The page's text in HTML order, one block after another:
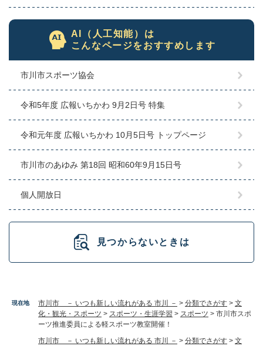
現在地 市川市 － いつも新しい流れがある 市川 － > 分類でさがす > 文
化・観光・スポーツ > スポーツ・生涯学習 > スポーツ > 市川市スポ
ーツ推進委員による軽スポーツ教室開催！
市川市 － いつも新しい流れがある 市川 － > 分類でさがす > 文
AI（人工知能）は
こんなページをおすすめします
市川市スポーツ協会
令和5年度 広報いちかわ 9月2日号 特集
令和元年度 広報いちかわ 10月5日号 トップページ
市川市のあゆみ 第18回 昭和60年9月15日号
個人開放日
見つからないときは